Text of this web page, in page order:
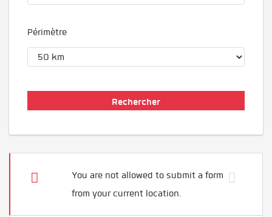
Périmètre
You are not allowed to submit a form
from your current location.